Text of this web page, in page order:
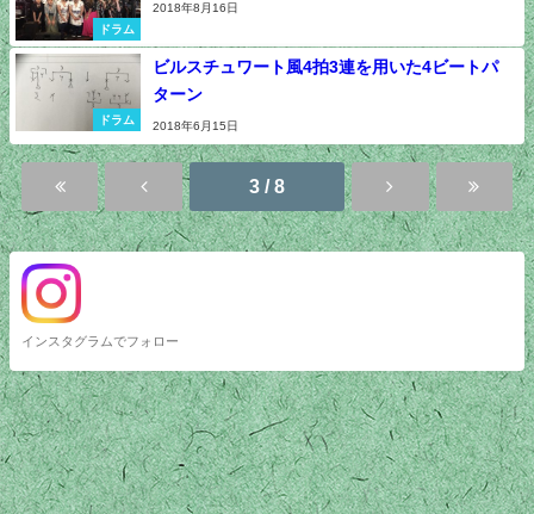
ドラム
2018年8月16日
ドラム
ビルスチュワート風4拍3連を用いた4ビートパ
ターン
2018年6月15日
3 / 8
インスタグラムでフォロー